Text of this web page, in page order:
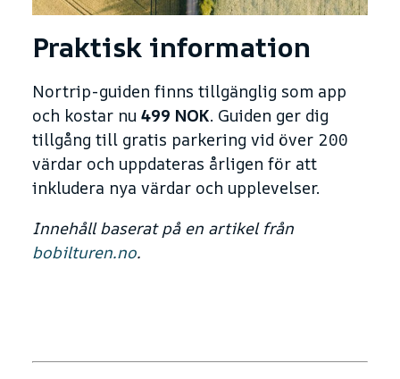
Praktisk information
Nortrip-guiden finns tillgänglig som app
och kostar nu 499 NOK. Guiden ger dig
tillgång till gratis parkering vid över 200
värdar och uppdateras årligen för att
inkludera nya värdar och upplevelser.
Innehåll baserat på en artikel från
bobilturen.no.